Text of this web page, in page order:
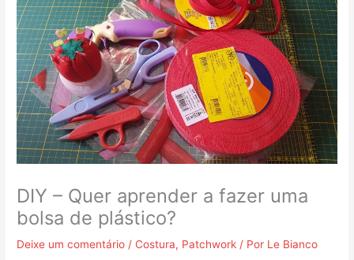
DIY – Quer aprender a fazer uma
bolsa de plástico?
Deixe um comentário / Costura, Patchwork / Por Le Bianco